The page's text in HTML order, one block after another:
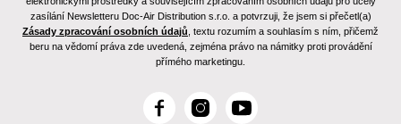
zasílání Newsletteru Doc-Air Distribution s.r.o. a potvrzuji, že jsem si přečetl(a)
Zásady zpracování osobních údajů , textu rozumím a souhlasím s ním, přičemž
beru na vědomí práva zde uvedená, zejména právo na námitky proti provádění
přímého marketingu.
F
I
Y